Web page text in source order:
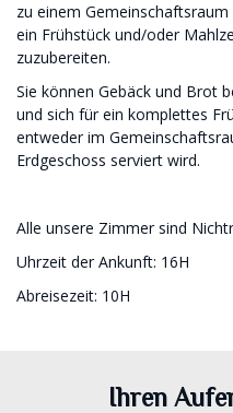
zu einem
ein Frühstück und/oder
zuzubereiten.
Sie können Gebäck und Brot
und sich für ein komplettes
entweder im
Erdgeschoss serviert wird.
Alle unsere Zimmer sind
Uhrzeit der Ankunft: 16H
Abreisezeit: 10H
Ihren